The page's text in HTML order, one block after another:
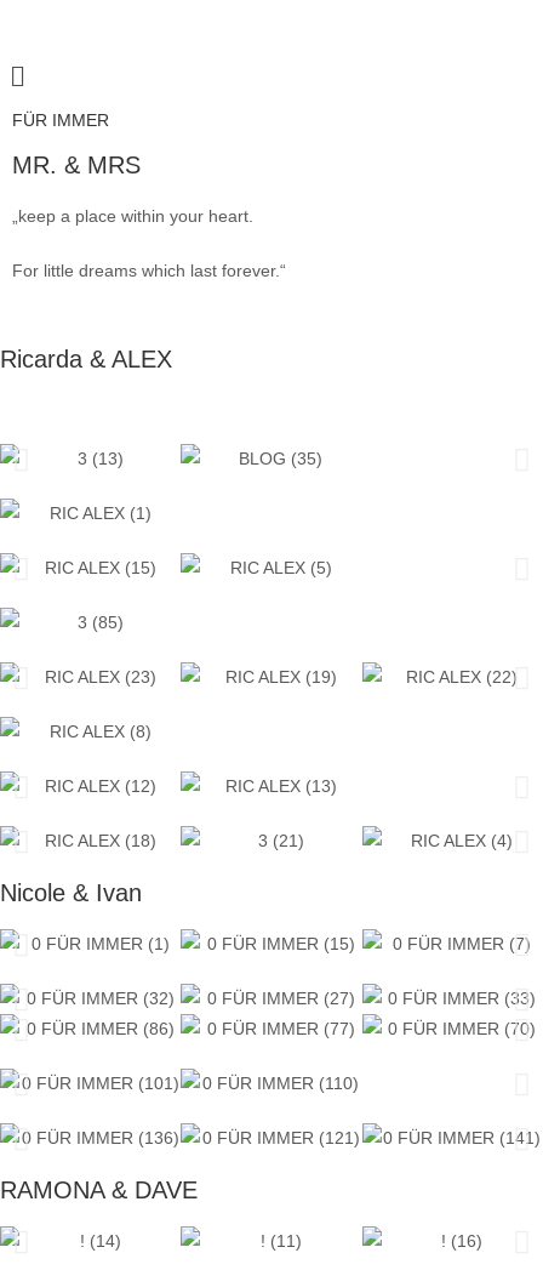
FÜR IMMER
MR. & MRS
„keep a place within your heart.
For little dreams which last forever.“
Ricarda & ALEX
Nicole & Ivan
RAMONA & DAVE